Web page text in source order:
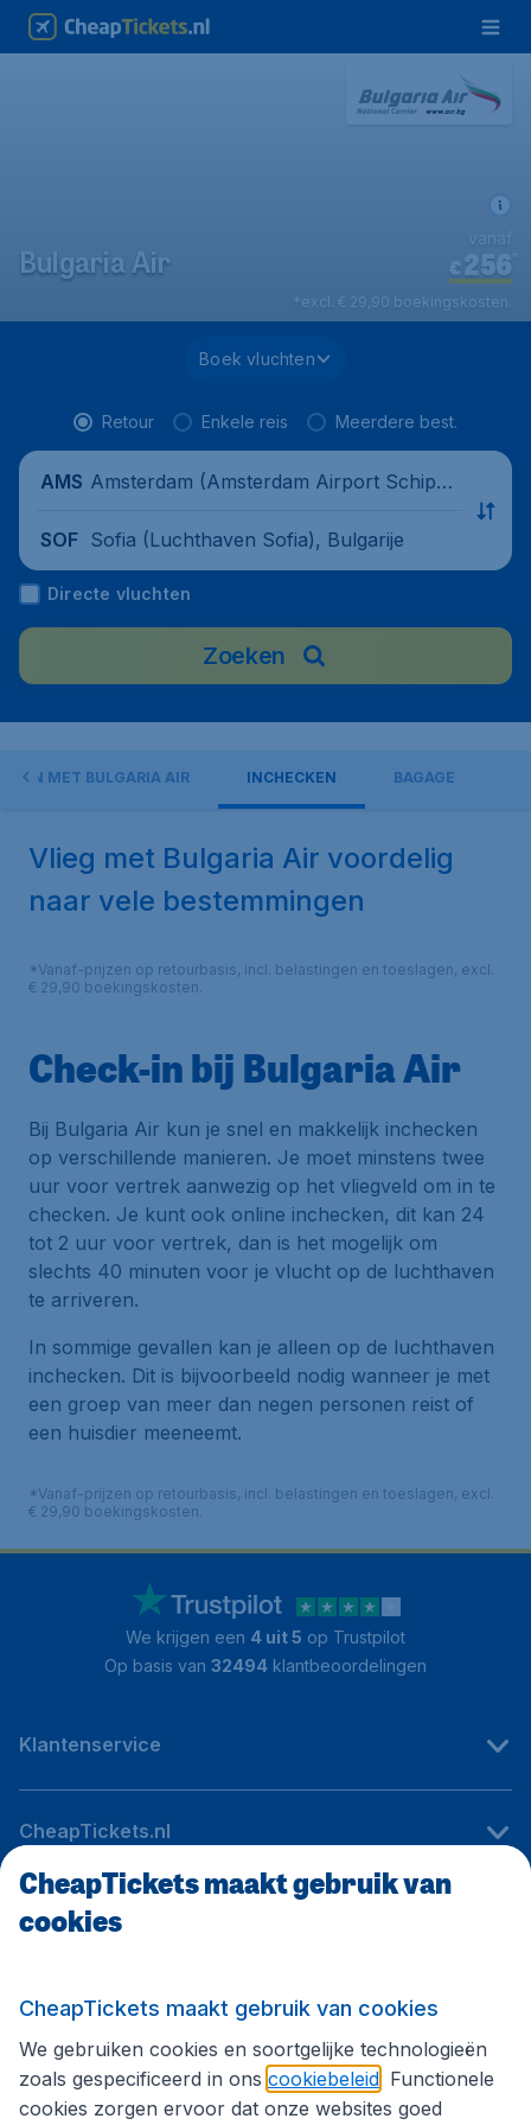
Bulgaria Air €256
vanaf
*excl. € 29,90 boekingskosten.
Boek vluchten
Retour Enkele reis Meerdere best.
AMS Amsterdam (Amsterdam Airport Schipho
SOF Sofia (Luchthaven Sofia), Bulgarije
Directe vluchten
Zoeken
MET BULGARIA AIR INCHECKEN BAGAGE
Vlieg met Bulgaria Air voordelig
naar vele bestemmingen
*Vanaf-prijzen op retourbasis, incl. belastingen en toeslagen, excl.
€ 29,90 boekingskosten.
Check-in bij Bulgaria Air
Bij Bulgaria Air kun je snel en makkelijk inchecken
op verschillende manieren. Je moet minstens twee
uur voor vertrek aanwezig op het vliegveld om in te
checken. Je kunt ook online inchecken, dit kan 24
tot 2 uur voor vertrek, dan is het mogelijk om
slechts 40 minuten voor je vlucht op de luchthaven
te arriveren.
In sommige gevallen kan je alleen op de luchthaven
inchecken. Dit is bijvoorbeeld nodig wanneer je met
een groep van meer dan negen personen reist of
een huisdier meeneemt.
*Vanaf-prijzen op retourbasis, incl. belastingen en toeslagen, excl.
€ 29,90 boekingskosten.
We krijgen een 4 uit 5 op Trustpilot
Op basis van 32494 klantbeoordelingen
Klantenservice
CheapTickets.nl
Internationale sites
Volg CheapTickets.nl
CheapTickets maakt gebruik van
cookies
CheapTickets maakt gebruik van cookies
We gebruiken cookies en soortgelijke technologieën
zoals gespecificeerd in ons cookiebeleid . Functionele
cookies zorgen ervoor dat onze websites goed